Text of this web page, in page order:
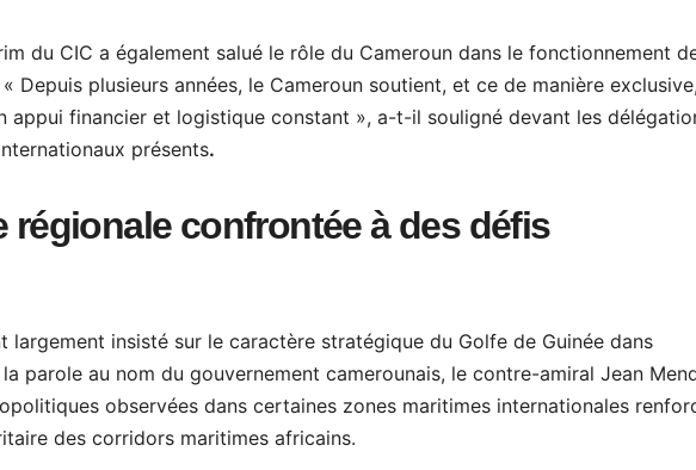
du CIC a également salué le rôle du Cameroun dans le fonctionnement
Depuis plusieurs années, le Cameroun soutient, et ce de manière
appui financier et logistique constant », a-t-il souligné devant les
présents.
régionale confrontée à des défis
largement insisté sur le caractère stratégique du Golfe de Guinée dans
la parole au nom du gouvernement camerounais, le contre-amiral Jean
observées dans certaines zones maritimes internationales
des corridors maritimes africains.